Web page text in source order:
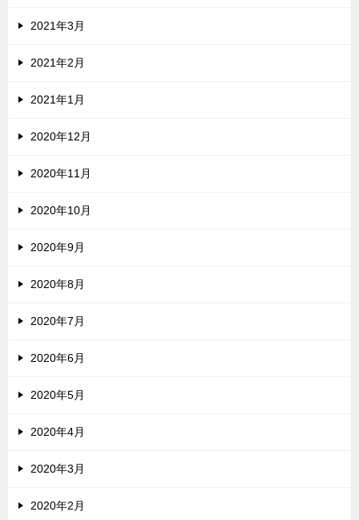
2021年3月
2021年2月
2021年1月
2020年12月
2020年11月
2020年10月
2020年9月
2020年8月
2020年7月
2020年6月
2020年5月
2020年4月
2020年3月
2020年2月